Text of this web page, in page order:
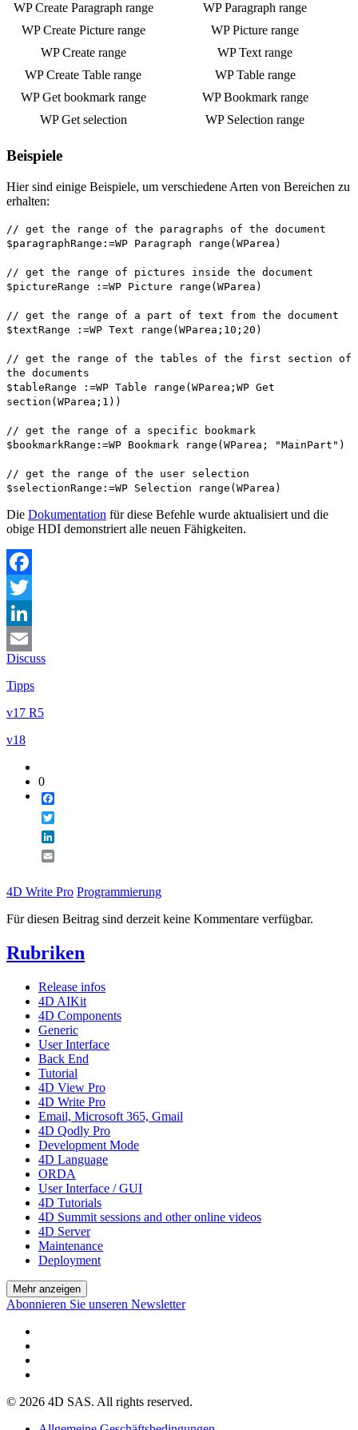
WP Create Paragraph range
WP Paragraph range
WP Create Picture range
WP Picture range
WP Create range
WP Text range
WP Create Table range
WP Table range
WP Get bookmark range
WP Bookmark range
WP Get selection
WP Selection range
Beispiele
Hier sind einige Beispiele, um verschiedene Arten von Bereichen zu
erhalten:
// get the range of the paragraphs of the document
$paragraphRange: =WP Paragraph range ( WParea )
// get the range of pictures inside the document
$pictureRange :=WP Picture range ( WParea )
// get the range of a part of text from the document
$textRange :=WP Text range ( WParea ;10;20)
// get the range of the tables of the first section of
the documents
$tableRange :=WP Table range ( WParea ; WP Get
section ( WParea ;1))
// get the range of a specific bookmark
$bookmarkRange :=WP Bookmark range ( WParea ; "MainPart")
// get the range of the user selection
$selectionRange :=WP Selection range ( WParea )
Die Dokumentation für diese Befehle wurde aktualisiert und die
obige HDI demonstriert alle neuen Fähigkeiten.
Facebook
Twitter
LinkedIn
Email
Discuss
Tipps
v17 R5
v18
0
4D Write Pro Programmierung
Für diesen Beitrag sind derzeit keine Kommentare verfügbar.
Rubriken
Release infos
4D AIKit
4D Components
Generic
User Interface
Back End
Tutorial
4D View Pro
4D Write Pro
Email, Microsoft 365, Gmail
4D Qodly Pro
Development Mode
4D Language
ORDA
User Interface / GUI
4D Tutorials
4D Summit sessions and other online videos
4D Server
Maintenance
Deployment
Mehr anzeigen
Abonnieren Sie unseren Newsletter
© 2026 4D SAS. All rights reserved.